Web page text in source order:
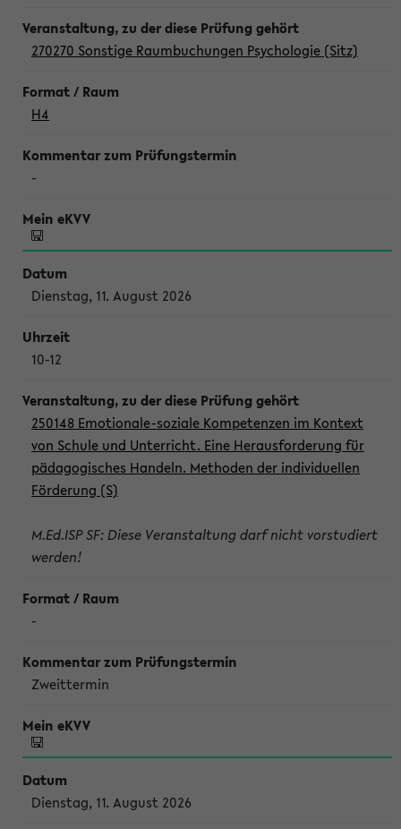
270270 Sonstige Raumbuchungen Psychologie (Sitz)
H4
-
Dienstag, 11. August 2026
10-12
250148 Emotionale-soziale Kompetenzen im Kontext
von Schule und Unterricht. Eine Herausforderung für
pädagogisches Handeln. Methoden der individuellen
Förderung (S)
M.Ed.ISP SF: Diese Veranstaltung darf nicht vorstudiert
werden!
-
Zweittermin
Dienstag, 11. August 2026